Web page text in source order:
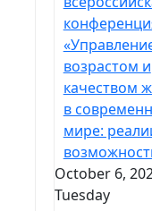
возрастом и
качеством
в
мире:
October 6,
Tuesday